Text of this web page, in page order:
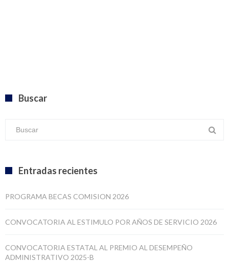
Buscar
Entradas recientes
PROGRAMA BECAS COMISION 2026
CONVOCATORIA AL ESTIMULO POR AÑOS DE SERVICIO 2026
CONVOCATORIA ESTATAL AL PREMIO AL DESEMPEÑO
ADMINISTRATIVO 2025-B